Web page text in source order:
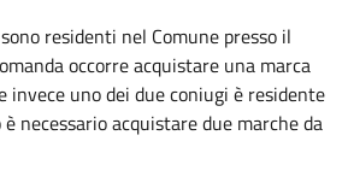
residenti nel Comune presso il
occorre acquistare una marca
invece uno dei due coniugi è residente
necessario acquistare due marche da